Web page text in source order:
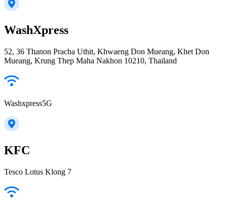
WashXpress
52, 36 Thanon Pracha Uthit, Khwaeng Don Mueang, Khet Don
Mueang, Krung Thep Maha Nakhon 10210, Thailand
Washxpress5G
KFC
Tesco Lotus Klong 7